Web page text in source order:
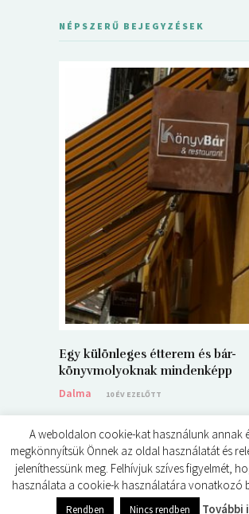
NÉPSZERŰ BEJEGYZÉSEK
Egy különleges étterem és bár-
könyvmolyoknak mindenképp
Dalma
10 ÉV EZELŐTT
© ÉDES KIS KÖNYVKRITIKÁK
A weboldalon cookie-kat használunk annak
megkönnyítsük Önnek az oldal használatát és
jeleníthessünk meg. Felhívjuk szíves figyelmét,
használata a cookie-k használatára vonatkozó
Rendben Nincs rendben További